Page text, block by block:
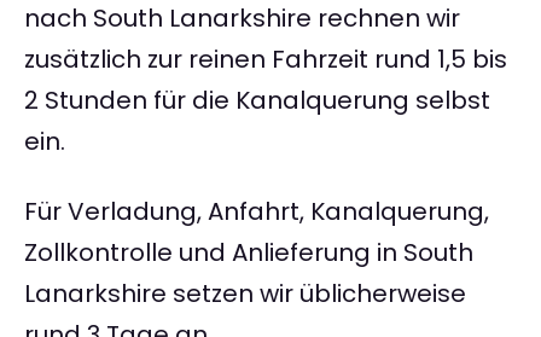
nach South Lanarkshire rechnen wir
zusätzlich zur reinen Fahrzeit rund 1,5 bis
2 Stunden für die Kanalquerung selbst
ein.
Für Verladung, Anfahrt, Kanalquerung,
Zollkontrolle und Anlieferung in South
Lanarkshire setzen wir üblicherweise